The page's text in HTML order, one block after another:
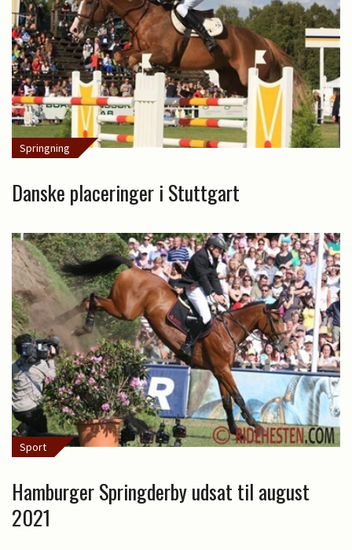
Springning
Danske placeringer i Stuttgart
Sport
Hamburger Springderby udsat til august
2021